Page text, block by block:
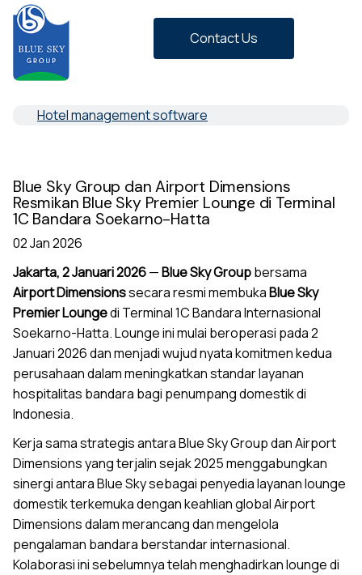
Contact Us
Hotel management software
Blue Sky Group dan Airport Dimensions
Resmikan Blue Sky Premier Lounge di Terminal
1C Bandara Soekarno-Hatta
02 Jan 2026
Jakarta, 2 Januari 2026—Blue Sky Groupbersama
Airport Dimensionssecara resmi membukaBlue Sky
Premier Loungedi Terminal 1C Bandara Internasional
Soekarno-Hatta. Lounge ini mulai beroperasi pada 2
Januari 2026 dan menjadi wujud nyata komitmen kedua
perusahaan dalam meningkatkan standar layanan
hospitalitas bandara bagi penumpang domestik di
Indonesia.
Kerja sama strategis antara Blue Sky Group dan Airport
Dimensions yang terjalin sejak 2025 menggabungkan
sinergi antara Blue Sky sebagai penyedia layanan lounge
domestik terkemuka dengan keahlian global Airport
Dimensions dalam merancang dan mengelola
pengalaman bandara berstandar internasional.
Kolaborasi ini sebelumnya telah menghadirkan lounge di